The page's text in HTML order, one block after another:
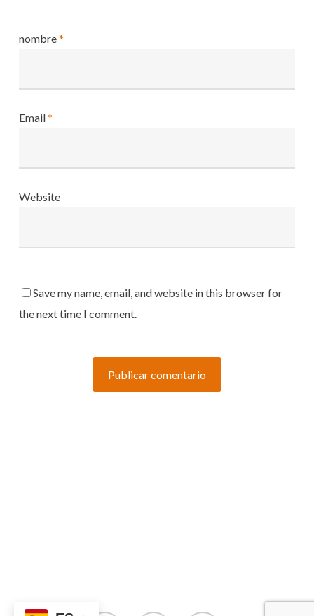
nombre*
Email*
Website
Save my name, email, and website in this browser for
the next time I comment.